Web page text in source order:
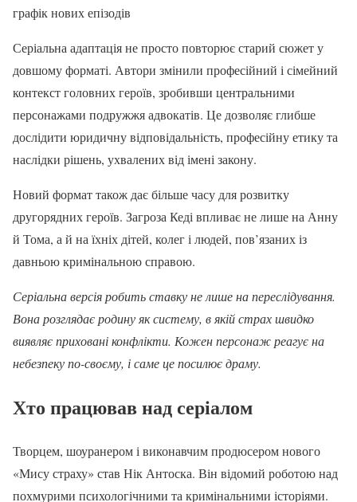
графік нових епізодів
Серіальна адаптація не просто повторює старий сюжет у
довшому форматі. Автори змінили професійний і сімейний
контекст головних героїв, зробивши центральними
персонажами подружжя адвокатів. Це дозволяє глибше
дослідити юридичну відповідальність, професійну етику та
наслідки рішень, ухвалених від імені закону.
Новий формат також дає більше часу для розвитку
другорядних героїв. Загроза Кеді впливає не лише на Анну
й Тома, а й на їхніх дітей, колег і людей, пов’язаних із
давньою кримінальною справою.
Серіальна версія робить ставку не лише на переслідування.
Вона розглядає родину як систему, в якій страх швидко
виявляє приховані конфлікти. Кожен персонаж реагує на
небезпеку по-своєму, і саме це посилює драму.
Хто працював над серіалом
Творцем, шоуранером і виконавчим продюсером нового
«Мису страху» став Нік Антоска. Він відомий роботою над
похмурими психологічними та кримінальними історіями.